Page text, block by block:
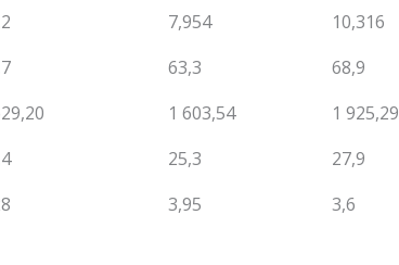
7,954 10,316
63,3 68,9
1 603,54 1 925,29
25,3 27,9
3,95 3,6